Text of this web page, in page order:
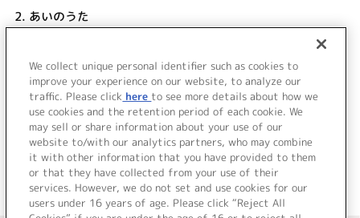
2. あいのうた
リトゥーシャ＆パウーク (今野宏美＆松元恵)
あいのうた (off vocal)
＜ BACK
We collect unique personal identifier such as cookies to
improve your experience on our website, to analyze our
traffic. Please click here to see more details about how we
use cookies and the retention period of each cookie. We
may sell or share information about your use of our
website to/with our analytics partners, who may combine
it with other information that you have provided to them
or that they have collected from your use of their
services. However, we do not set and use cookies for our
users under 16 years of age. Please click “Reject All